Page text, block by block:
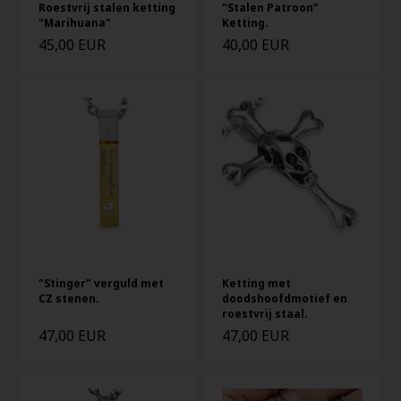
Roestvrij stalen ketting
"Marihuana"
45,00 EUR
"Stalen Patroon"
Ketting.
40,00 EUR
"Stinger" verguld met
CZ stenen.
47,00 EUR
Ketting met
doodshoofdmotief en
roestvrij staal.
47,00 EUR